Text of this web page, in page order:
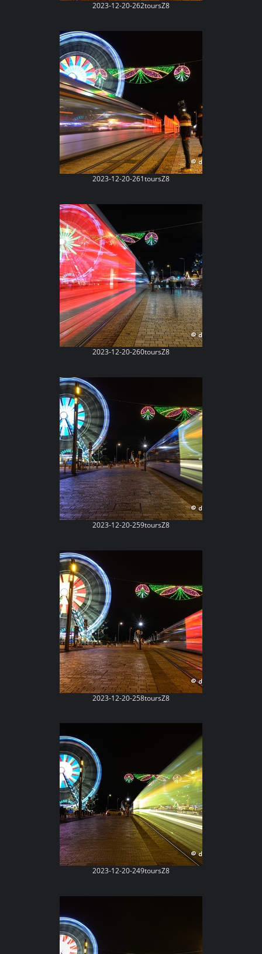
2023-12-20-262toursZ8
2023-12-20-261toursZ8
2023-12-20-260toursZ8
2023-12-20-259toursZ8
2023-12-20-258toursZ8
2023-12-20-249toursZ8